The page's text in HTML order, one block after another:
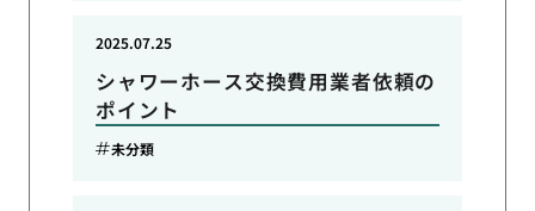
シャワーホース交換費用業者依頼の
ポイント
2025.07.25
未分類